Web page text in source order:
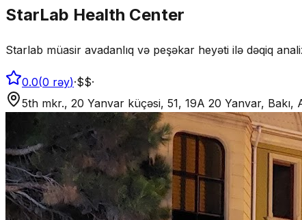
StarLab Health Center
Starlab müasir avadanlıq və peşəkar heyəti ilə dəqiq
0.0(0 rəy)·$$·
5th mkr., 20 Yanvar küçəsi, 51, 19A 20 Yanvar, Bakı,